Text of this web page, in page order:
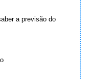
a previsão do